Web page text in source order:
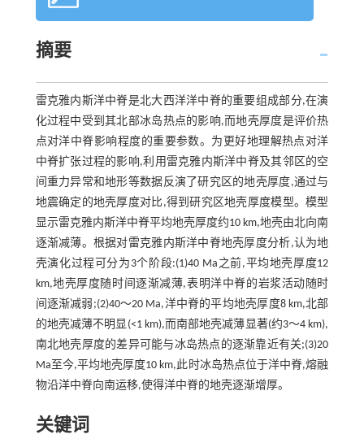
摘要
雷克雅内斯洋中脊是北大西洋洋中脊的重要组成部分,在演
化过程中受到其北部冰岛热点的影响,而地壳厚度是评价热
点对洋中脊影响程度的重要参数。为更好地理解热点对洋
中脊扩张过程的影响,利用雷克雅内斯洋中脊及其邻区的空
间重力异常和地形等数据反演了研究区的地壳厚度,通过与
地震确定的地壳厚度对比,得到研究区地壳厚度模型。模型
显示雷克雅内斯洋中脊平均地壳厚度约10 km,地壳由北向南
逐渐减薄。根据对雷克雅内斯洋中脊地壳厚度分析,认为地
壳演化过程可分为3个阶段:(1)40 Ma之前,平均地壳厚度12
km,地壳厚度随时间逐渐减薄,表明洋中脊的岩浆活动随时
间逐渐减弱;(2)40～20 Ma,洋中脊的平均地壳厚度8 km,北部
的地壳减薄不明显(<1 km),而南部地壳减薄显著(约3～4 km),
南北地壳厚度的差异可能与冰岛热点的逐渐靠近有关;(3)20
Ma至今,平均地壳厚度10 km,此时冰岛热点位于洋中脊,熔融
物沿洋中脊向南运移,使得洋中脊的地壳逐渐增厚。
关键词